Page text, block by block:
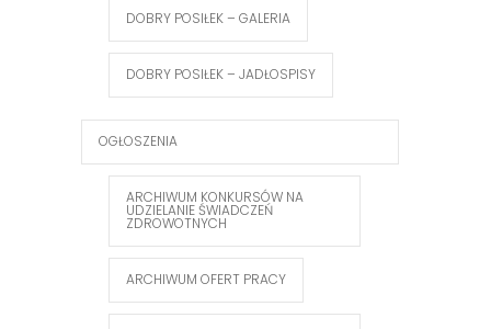
DOBRY POSIŁEK – GALERIA
DOBRY POSIŁEK – JADŁOSPISY
OGŁOSZENIA
ARCHIWUM KONKURSÓW NA
UDZIELANIE ŚWIADCZEŃ
ZDROWOTNYCH
ARCHIWUM OFERT PRACY